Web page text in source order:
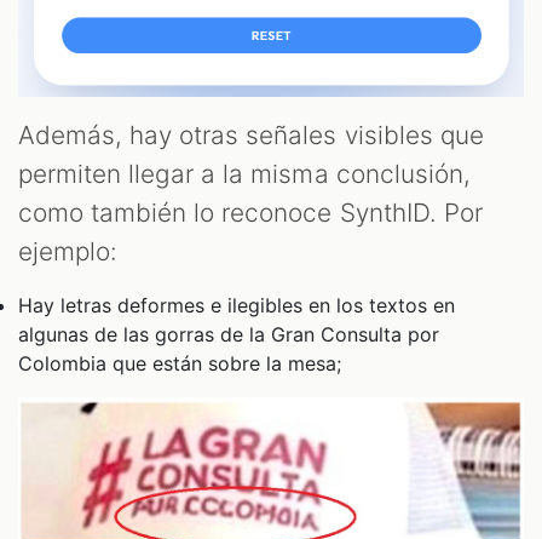
Además, hay otras señales visibles que
permiten llegar a la misma conclusión,
como también lo reconoce SynthID. Por
ejemplo:
Hay letras deformes e ilegibles en los textos en
algunas de las gorras de la Gran Consulta por
Colombia que están sobre la mesa;